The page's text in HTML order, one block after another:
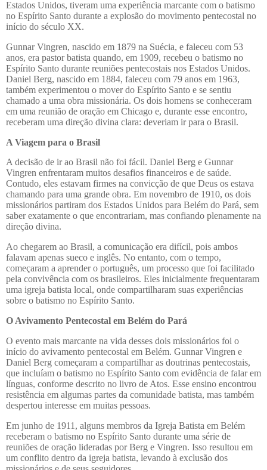
Estados Unidos, tiveram uma experiência marcante com o batismo
no Espírito Santo durante a explosão do movimento pentecostal no
início do século XX.
Gunnar Vingren, nascido em 1879 na Suécia, e faleceu com 53
anos, era pastor batista quando, em 1909, recebeu o batismo no
Espírito Santo durante reuniões pentecostais nos Estados Unidos.
Daniel Berg, nascido em 1884, faleceu com 79 anos em 1963,
também experimentou o mover do Espírito Santo e se sentiu
chamado a uma obra missionária. Os dois homens se conheceram
em uma reunião de oração em Chicago e, durante esse encontro,
receberam uma direção divina clara: deveriam ir para o Brasil.
A Viagem para o Brasil
A decisão de ir ao Brasil não foi fácil. Daniel Berg e Gunnar
Vingren enfrentaram muitos desafios financeiros e de saúde.
Contudo, eles estavam firmes na convicção de que Deus os estava
chamando para uma grande obra. Em novembro de 1910, os dois
missionários partiram dos Estados Unidos para Belém do Pará, sem
saber exatamente o que encontrariam, mas confiando plenamente na
direção divina.
Ao chegarem ao Brasil, a comunicação era difícil, pois ambos
falavam apenas sueco e inglês. No entanto, com o tempo,
começaram a aprender o português, um processo que foi facilitado
pela convivência com os brasileiros. Eles inicialmente frequentaram
uma igreja batista local, onde compartilharam suas experiências
sobre o batismo no Espírito Santo.
O Avivamento Pentecostal em Belém do Pará
O evento mais marcante na vida desses dois missionários foi o
início do avivamento pentecostal em Belém. Gunnar Vingren e
Daniel Berg começaram a compartilhar as doutrinas pentecostais,
que incluíam o batismo no Espírito Santo com evidência de falar em
línguas, conforme descrito no livro de Atos. Esse ensino encontrou
resistência em algumas partes da comunidade batista, mas também
despertou interesse em muitas pessoas.
Em junho de 1911, alguns membros da Igreja Batista em Belém
receberam o batismo no Espírito Santo durante uma série de
reuniões de oração lideradas por Berg e Vingren. Isso resultou em
um conflito dentro da igreja batista, levando à exclusão dos